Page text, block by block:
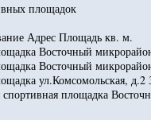
площадок
Адрес Площадь кв. м.
Восточный
Восточный
ул.Комсомольская, д.2
спортивная площадка